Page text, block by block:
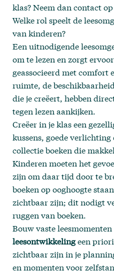
klas? Neem dan contact
Welke rol speelt de
van kinderen?
Een uitnodigende
om te lezen en zorgt
geassocieerd met comfort
ruimte, de
die je creëert, hebben
tegen lezen aankijken.
Creëer in je klas een
kussens, goede verlichting
collectie boeken die
Kinderen moeten het
zijn om daar tijd door te
boeken op ooghoogte
zichtbaar zijn; dit nodigt
ruggen van boeken.
Bouw vaste
leesontwikkelingeen
zichtbaar zijn in je
en momenten voor